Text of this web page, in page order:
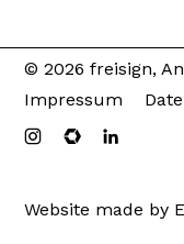
© 2026 freisign,
Impressum
Website made by